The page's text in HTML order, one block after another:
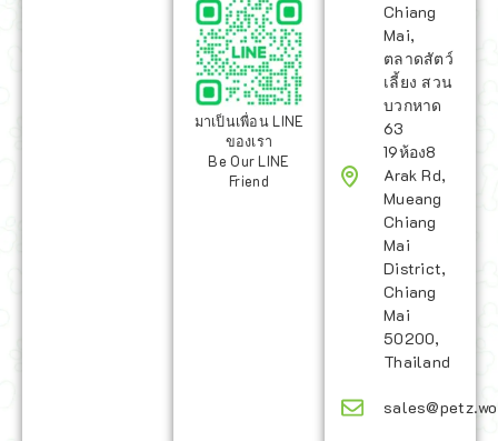
มาเป็นเพื่อน LINE
ของเรา
Be Our LINE
Friend
Chiang
Mai,
ตลาดสัตว์
เลี้ยง สวน
บวกหาด
63
19ห้อง8
Arak Rd,
Mueang
Chiang
Mai
District,
Chiang
Mai
50200,
Thailand